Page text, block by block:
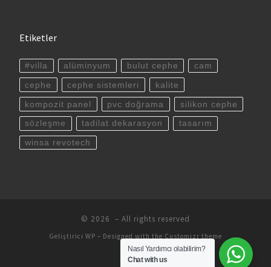
Etiketler
#villa alüminyum bulut cephe cam
cephe cephe sistemleri kalite
kompozit panel pvc doğrama silikon cephe
sözleşme tadilat dekarasyon tasarım
winsa revotech
© 2026 – All rights reserved
Geliştirici WP – Designed with the Customizr theme
Nasıl Yardımcı olabilirim?
Chat with us